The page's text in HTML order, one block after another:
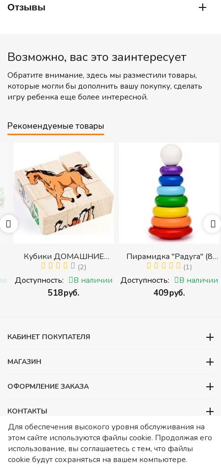
Отзывы
Возможно, вас это заинтересует
Обратите внимание, здесь мы разместили товары,
которые могли бы дополнить вашу покупку, сделать
игру ребенка еще более интересной.
Рекомендуемые товары
Кубики ДОМАШНИЕ
ЖИВОТНЫЕ (Томик)
(Набор кубиков
разрезных (складных))
(2)
Доступность: В наличии
‍518‍руб.
Пирамидка "Радуга" (8
деталей) (Пирамидка
среднего размера)
(1)
Доступность: В наличии
‍409‍руб.
КАБИНЕТ ПОКУПАТЕЛЯ
МАГАЗИН
ОФОРМЛЕНИЕ ЗАКАЗА
КОНТАКТЫ
ООО «Детский сад», ОГРН 1157746480088
ИНН 7728252648 КПП 772601001 Юридический адрес – Москва,
ул. Подольских курсантов, д 3. стр 2. Помещение 1/3. Информация
о товарах носит справочный характер и не является публичной
Для обеспечения высокого уровня обслуживания на
этом сайте используются файлы cookie. Продолжая его
использование, вы соглашаетесь с тем, что файлы
cookie будут сохраняться на вашем компьютере.